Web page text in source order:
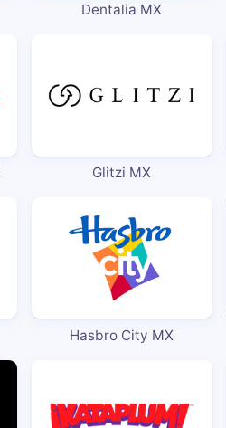
Dentalia MX
Glitzi MX
Hasbro City MX